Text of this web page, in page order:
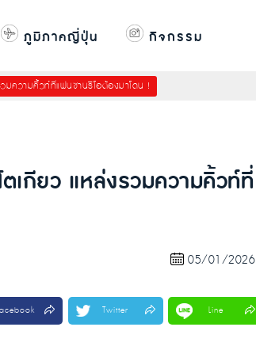
ภูมิภาคญี่ปุ่น กิจกรรม
วมความคิ้วท์ที่แฟนซานริโอต้องมาโดน !
ตเกียว แหล่งรวมความคิ้วท์ที่
05/01/2026
Twitter Line